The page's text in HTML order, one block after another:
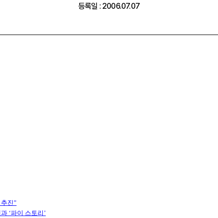
등록일 : 2006.07.07
진”
‘파이 스토리’